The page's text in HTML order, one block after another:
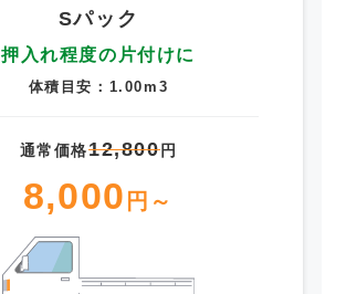
Sパック
押入れ程度の片付けに
体積目安：1.00m3
通常価格12,800円
8,000 円～